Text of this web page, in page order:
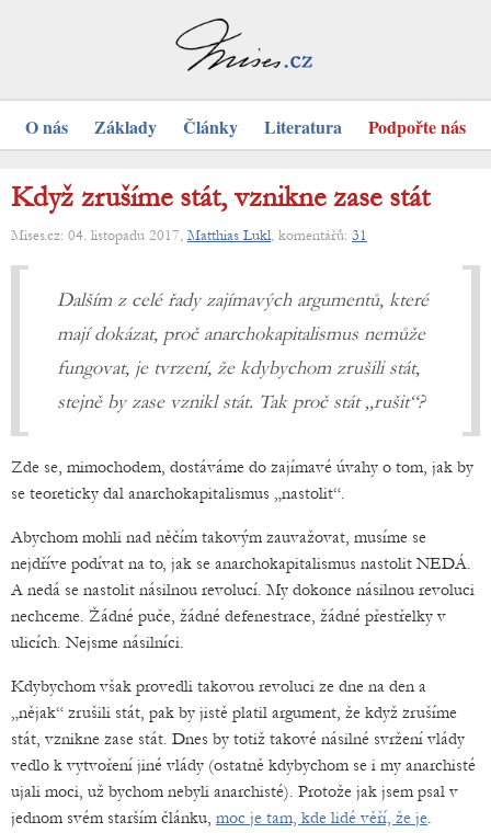
O nás Základy Články Literatura Podpořte nás
Když zrušíme stát, vznikne zase stát
Mises.cz: 04. listopadu 2017, Matthias Lukl, komentářů: 31
Dalším z celé řady zajímavých argumentů, které
mají dokázat, proč anarchokapitalismus nemůže
fungovat, je tvrzení, že kdybychom zrušili stát,
stejně by zase vznikl stát. Tak proč stát „rušit“?
Zde se, mimochodem, dostáváme do zajímavé úvahy o tom, jak by
se teoreticky dal anarchokapitalismus „nastolit“.
Abychom mohli nad něčím takovým zauvažovat, musíme se
nejdříve podívat na to, jak se anarchokapitalismus nastolit NEDÁ.
A nedá se nastolit násilnou revolucí. My dokonce násilnou revoluci
nechceme. Žádné puče, žádné defenestrace, žádné přestřelky v
ulicích. Nejsme násilníci.
Kdybychom však provedli takovou revoluci ze dne na den a
„nějak“ zrušili stát, pak by jistě platil argument, že když zrušíme
stát, vznikne zase stát. Dnes by totiž takové násilné svržení vlády
vedlo k vytvoření jiné vlády (ostatně kdybychom se i my anarchisté
ujali moci, už bychom nebyli anarchisté). Protože jak jsem psal v
jednom svém starším článku, moc je tam, kde lidé věří, že je.